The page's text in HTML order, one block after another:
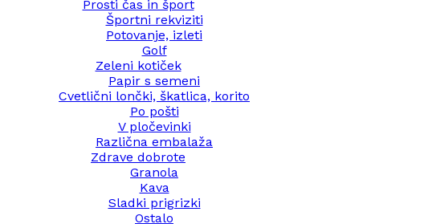
Prosti čas in šport
Športni rekviziti
Potovanje, izleti
Golf
Zeleni kotiček
Papir s semeni
Cvetlični lončki, škatlica, korito
Po pošti
V pločevinki
Različna embalaža
Zdrave dobrote
Granola
Kava
Sladki prigrizki
Ostalo